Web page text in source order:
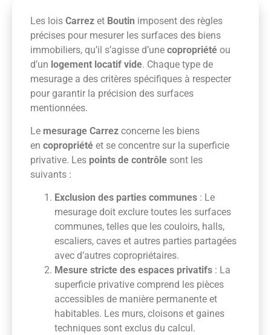
Les lois Carrez et Boutin imposent des règles
précises pour mesurer les surfaces des biens
immobiliers, qu’il s’agisse d’une copropriété ou
d’un logement locatif vide. Chaque type de
mesurage a des critères spécifiques à respecter
pour garantir la précision des surfaces
mentionnées.
Le mesurage Carrez concerne les biens
en copropriété et se concentre sur la superficie
privative. Les points de contrôle sont les
suivants :
Exclusion des parties communes : Le
mesurage doit exclure toutes les surfaces
communes, telles que les couloirs, halls,
escaliers, caves et autres parties partagées
avec d’autres copropriétaires.
Mesure stricte des espaces privatifs : La
superficie privative comprend les pièces
accessibles de manière permanente et
habitables. Les murs, cloisons et gaines
techniques sont exclus du calcul.